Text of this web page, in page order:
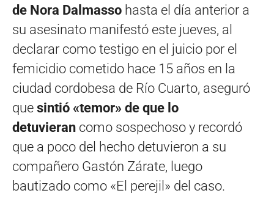
de Nora Dalmasso hasta el día anterior a
su asesinato manifestó este jueves, al
declarar como testigo en el juicio por el
femicidio cometido hace 15 años en la
ciudad cordobesa de Río Cuarto, aseguró
que sintió «temor» de que lo
detuvieran como sospechoso y recordó
que a poco del hecho detuvieron a su
compañero Gastón Zárate, luego
bautizado como «El perejil» del caso.